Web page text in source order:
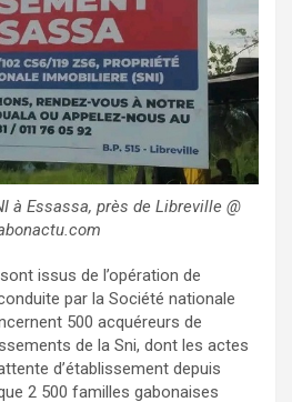
à Essassa, près de Libreville @
issus de l’opération de
par la Société nationale
500 acquéreurs de
de la Sni, dont les actes
d’établissement depuis
2 500 familles gabonaises